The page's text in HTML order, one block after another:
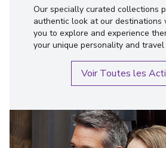
Our specially curated collections
authentic look at our
you to explore and experience
your unique personality and travel
Voir Toutes les